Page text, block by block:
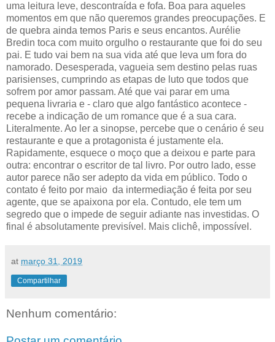
uma leitura leve, descontraída e fofa. Boa para aqueles
momentos em que não queremos grandes preocupações. E
de quebra ainda temos Paris e seus encantos. Aurélie
Bredin toca com muito orgulho o restaurante que foi do seu
pai. E tudo vai bem na sua vida até que leva um fora do
namorado. Desesperada, vagueia sem destino pelas ruas
parisienses, cumprindo as etapas de luto que todos que
sofrem por amor passam. Até que vai parar em uma
pequena livraria e - claro que algo fantástico acontece -
recebe a indicação de um romance que é a sua cara.
Literalmente. Ao ler a sinopse, percebe que o cenário é seu
restaurante e que a protagonista é justamente ela.
Rapidamente, esquece o moço que a deixou e parte para
outra: encontrar o escritor de tal livro. Por outro lado, esse
autor parece não ser adepto da vida em público. Todo o
contato é feito por maio da intermediação é feita por seu
agente, que se apaixona por ela. Contudo, ele tem um
segredo que o impede de seguir adiante nas investidas. O
final é absolutamente previsível. Mais clichê, impossível.
at março 31, 2019
Compartilhar
Nenhum comentário: